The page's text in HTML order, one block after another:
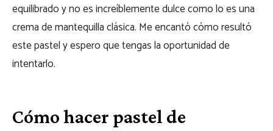
equilibrado y no es increíblemente dulce como lo es una
crema de mantequilla clásica. Me encantó cómo resultó
este pastel y espero que tengas la oportunidad de
intentarlo.
Cómo hacer pastel de